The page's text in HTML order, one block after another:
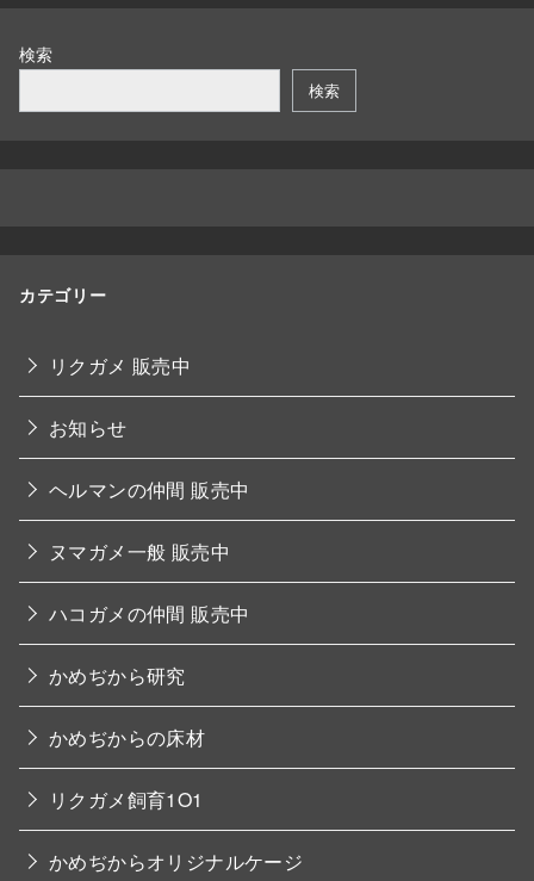
検索
検索
カテゴリー
リクガメ 販売中
お知らせ
ヘルマンの仲間 販売中
ヌマガメ一般 販売中
ハコガメの仲間 販売中
かめぢから研究
かめぢからの床材
リクガメ飼育1O1
かめぢからオリジナルケージ